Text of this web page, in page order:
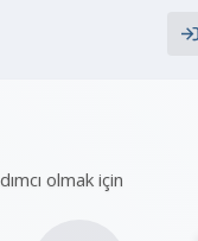
olmak için